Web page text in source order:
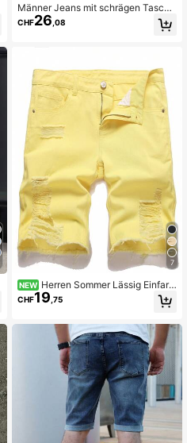
Männer Jeans mit schrägen Tasche
n,
CHF26 ,08
7
NEW Herren Sommer Lässig Einfarbi
g Distressed Ausgefranste Denim S
horts
CHF19 ,75